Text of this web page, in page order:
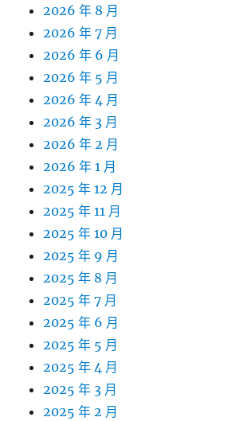
2026 年 8 月
2026 年 7 月
2026 年 6 月
2026 年 5 月
2026 年 4 月
2026 年 3 月
2026 年 2 月
2026 年 1 月
2025 年 12 月
2025 年 11 月
2025 年 10 月
2025 年 9 月
2025 年 8 月
2025 年 7 月
2025 年 6 月
2025 年 5 月
2025 年 4 月
2025 年 3 月
2025 年 2 月